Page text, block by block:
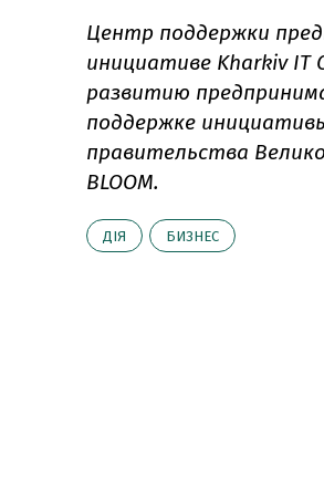
Центр поддержки
инициативе Kharkiv
развитию
поддержке
правительства
BLOOM.
ДІЯ БИЗНЕС